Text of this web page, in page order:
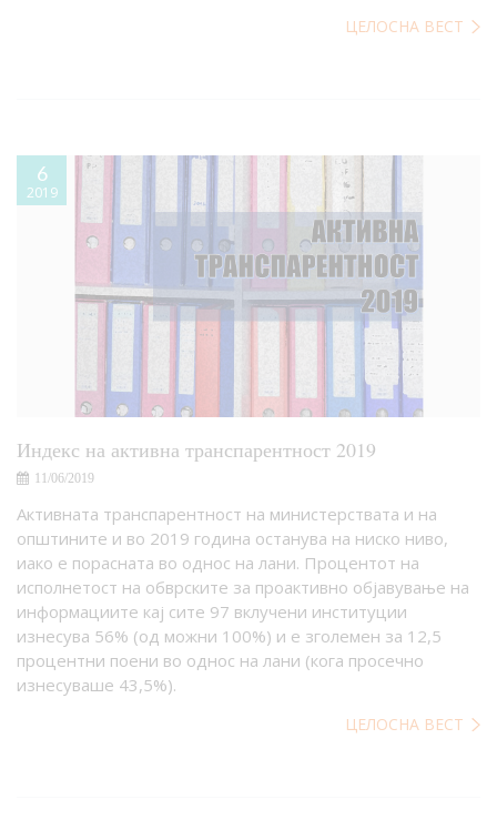
ЦЕЛОСНА ВЕСТ
6
2019
Индекс на активна транспарентност 2019
11/06/2019
Активната транспарентност на министерствата и на
општините и во 2019 година останува на ниско ниво,
иако е порасната во однос на лани. Процентот на
исполнетост на обврските за проактивно објавување на
информациите кај сите 97 вклучени институции
изнесува 56% (од можни 100%) и е зголемен за 12,5
процентни поени во однос на лани (кога просечно
изнесуваше 43,5%).
ЦЕЛОСНА ВЕСТ